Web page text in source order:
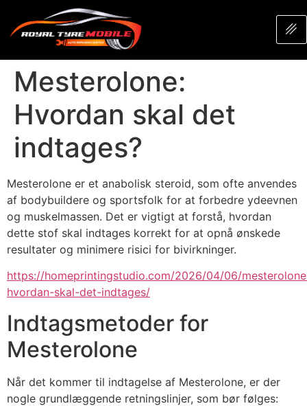
Mesterolone:
Hvordan skal det
indtages?
Mesterolone er et anabolisk steroid, som ofte anvendes
af bodybuildere og sportsfolk for at forbedre ydeevnen
og muskelmassen. Det er vigtigt at forstå, hvordan
dette stof skal indtages korrekt for at opnå ønskede
resultater og minimere risici for bivirkninger.
https://homeprintingstudio.com/2026/04/06/
hvordan-skal-det-indtages/
Indtagsmetoder for
Mesterolone
Når det kommer til indtagelse af Mesterolone, er der
nogle grundlæggende retningslinjer, som bør følges: